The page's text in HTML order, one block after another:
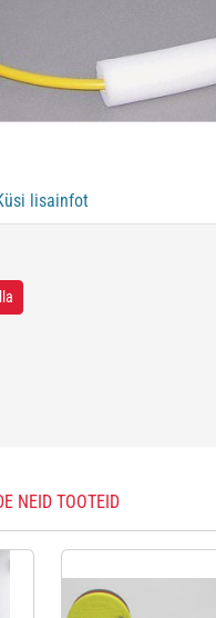
lisainfot
NEID TOOTEID